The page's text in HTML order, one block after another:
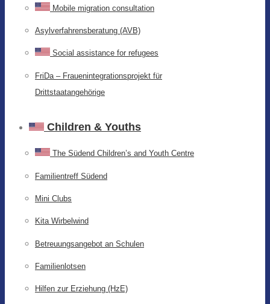
Mobile migration consultation
Asylverfahrensberatung (AVB)
Social assistance for refugees
FriDa – Frauenintegrationsprojekt für
Drittstaatangehörige
Children & Youths
The Südend Children’s and Youth Centre
Familientreff Südend
Mini Clubs
Kita Wirbelwind
Betreuungsangebot an Schulen
Familienlotsen
Hilfen zur Erziehung (HzE)